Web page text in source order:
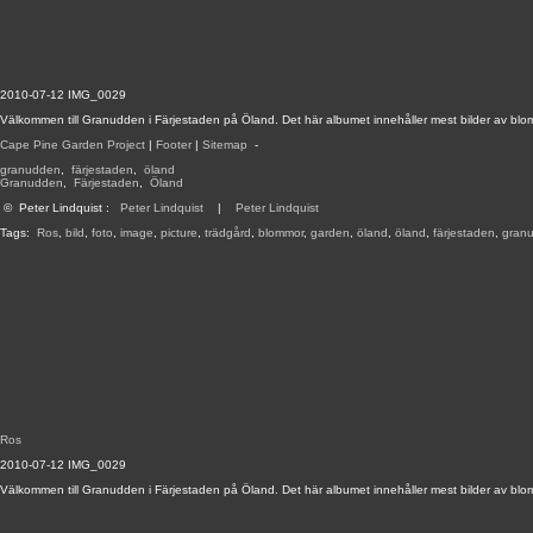
2010-07-12 IMG_0029
Välkommen till Granudden i Färjestaden på Öland. Det här albumet innehåller mest bilder av
Cape Pine Garden Project | Footer | Sitemap -
granudden
färjestaden
öland
Granudden
Färjestaden
Öland
© Peter Lindquist : Peter Lindquist | Peter Lindquist
Tags: Ros bild foto image picture trädgård blommor, garden öland öland färjestaden
Ros
2010-07-12 IMG_0029
Välkommen till Granudden i Färjestaden på Öland. Det här albumet innehåller mest bilder av